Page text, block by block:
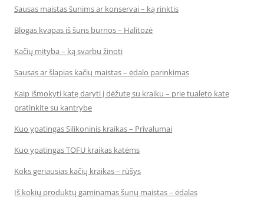
Sausas maistas šunims ar konservai – ką rinktis
Blogas kvapas iš šuns burnos – Halitozė
Kačių mityba – ką svarbu žinoti
Sausas ar šlapias kačių maistas – ėdalo parinkimas
Kaip išmokyti katę daryti į dėžutę su kraiku – prie tualeto katę
pratinkite su kantrybe
Kuo ypatingas Silikoninis kraikas – Privalumai
Kuo ypatingas TOFU kraikas katėms
Koks geriausias kačių kraikas – rūšys
Iš kokių produktų gaminamas šunų maistas – ėdalas